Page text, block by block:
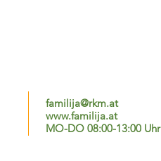
familija@rkm.at
www.familija.at
MO-DO 08:00-13:00 Uhr